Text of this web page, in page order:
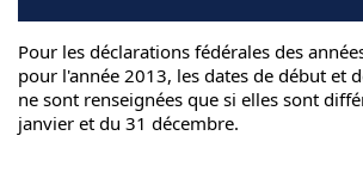
Pour les déclarations fédérales des
pour l'année 2013, les dates de début et
ne sont renseignées que si elles sont
janvier et du 31 décembre.